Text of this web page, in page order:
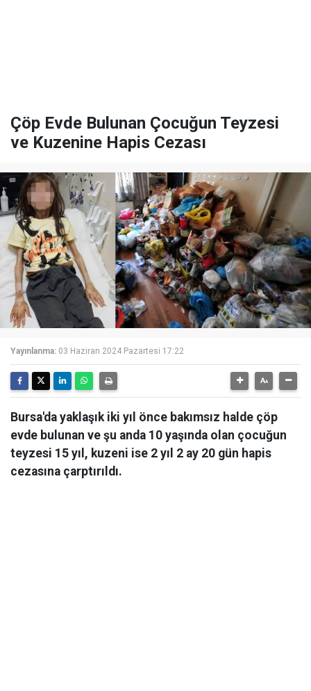
Çöp Evde Bulunan Çocuğun Teyzesi
ve Kuzenine Hapis Cezası
Yayınlanma: 03 Haziran 2024 Pazartesi 17:22
Bursa'da yaklaşık iki yıl önce bakımsız halde çöp
evde bulunan ve şu anda 10 yaşında olan çocuğun
teyzesi 15 yıl, kuzeni ise 2 yıl 2 ay 20 gün hapis
cezasına çarptırıldı.